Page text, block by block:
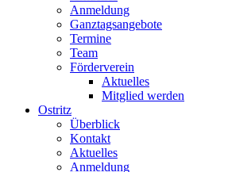
Anmeldung
Ganztagsangebote
Termine
Team
Förderverein
Aktuelles
Mitglied werden
Ostritz
Überblick
Kontakt
Aktuelles
Anmeldung